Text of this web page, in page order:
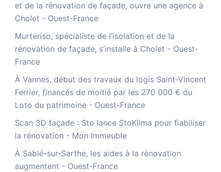
et de la rénovation de façade, ouvre une agence à
Cholet - Ouest-France
Murteriso, spécialiste de l’isolation et de la
rénovation de façade, s’installe à Cholet - Ouest-
France
À Vannes, début des travaux du logis Saint-Vincent
Ferrier, financés de moitié par les 270 000 € du
Loto du patrimoine - Ouest-France
​Scan 3D façade : Sto lance StoKlima pour fiabiliser
la rénovation - Mon Immeuble
À Sablé-sur-Sarthe, les aides à la rénovation
augmentent - Ouest-France